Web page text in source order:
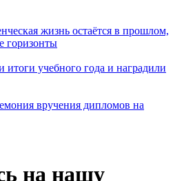
жизнь остаётся в прошлом,
горизонты
итоги учебного года и наградили
вручения дипломов на
на нашу